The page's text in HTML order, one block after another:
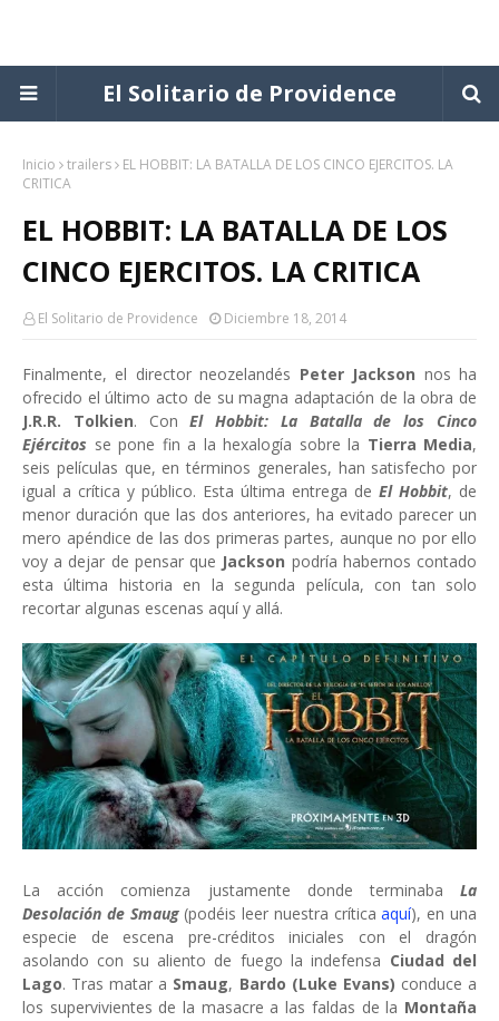
El Solitario de Providence
Inicio trailers
EL HOBBIT: LA BATALLA DE LOS CINCO EJERCITOS. LA
CRITICA
EL HOBBIT: LA BATALLA DE LOS
CINCO EJERCITOS. LA CRITICA
El Solitario de Providence Diciembre 18, 2014
Finalmente, el director neozelandés Peter Jackson nos ha
ofrecido el último acto de su magna adaptación de la obra de
J.R.R. Tolkien. ConEl Hobbit: La Batalla de los Cinco
Ejércitos se pone fin a la hexalogía sobre la Tierra Media,
seis películas que, en términos generales, han satisfecho por
igual a crítica y público. Esta última entrega de El Hobbit, de
menor duración que las dos anteriores, ha evitado parecer un
mero apéndice de las dos primeras partes, aunque no por ello
voy a dejar de pensar que Jackson podría habernos contado
esta última historia en la segunda película, con tan solo
recortar algunas escenas aquí y allá.
La acción comienza justamente donde terminaba La
Desolación de Smaug(podéis leer nuestra críticaaquí), en una
especie de escena pre-créditos iniciales con el dragón
asolando con su aliento de fuego la indefensa Ciudad del
Lago. Tras matar a Smaug, Bardo (Luke Evans) conduce a
los supervivientes de la masacre a las faldas de la Montaña